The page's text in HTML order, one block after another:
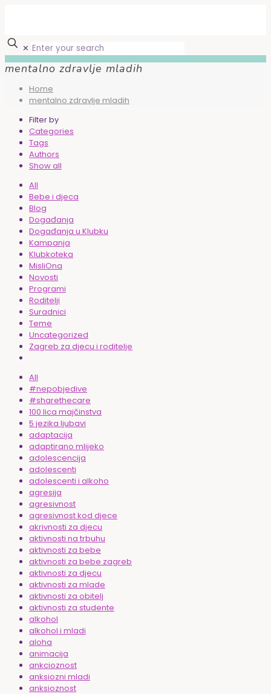
✕
mentalno zdravlje mladih
Home
mentalno zdravlje mladih
Filter by
Categories
Tags
Authors
Show all
All
Bebe i djeca
Blog
Događanja
Događanja u Klubku
Kampanja
Klubkoteka
MisliOna
Novosti
Programi
Roditelji
Suradnici
Teme
Uncategorized
Zagreb za djecu i roditelje
All
#nepobjedive
#sharethecare
100 lica majčinstva
5 jezika ljubavi
adaptacija
adaptirano mlijeko
adolescencija
adolescenti
adolescenti i alkoho
agresija
agresivnost
agresivnost kod djece
akrivnosti za djecu
aktivnosti na trbuhu
aktivnosti za bebe
aktivnosti za bebe zagreb
aktivnosti za djecu
aktivnosti za mlade
aktivnosti za obitelj
aktivnosti za studente
alkohol
alkohol i mladi
aloha
animacija
ankcioznost
anksiozni mladi
anksioznost